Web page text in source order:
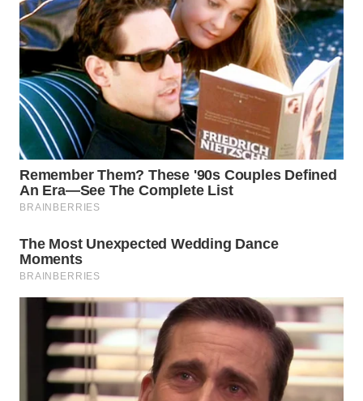
WN
INDRAMAYU
WN
KUNINGAN
WN
MAJALENGKA
WN
WN
WN
PURWAKARTA
WN